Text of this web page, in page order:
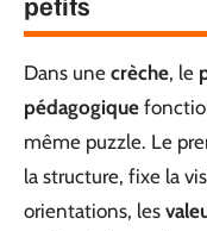
Dans une crèche, le
pédagogique
même puzzle. Le
la structure, fixe la
orientations, les